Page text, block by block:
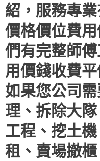
紹，服務專
價格價位費
們有完整師
用價錢收費平
如果您公司
理、拆除大
工程、挖土
租、賣場撤